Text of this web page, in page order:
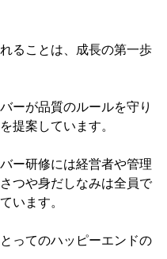
ることは、成長の第一歩
ーが品質のルールを守り
提案しています。
ー研修には経営者や管理
つや身だしなみは全員で
います。
ってのハッピーエンドの